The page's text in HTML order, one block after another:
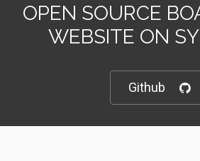
OPEN SOURCE
WEBSITE ON
Github